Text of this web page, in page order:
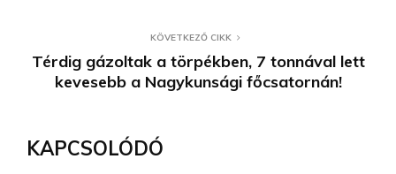
KÖVETKEZŐ CIKK
Térdig gázoltak a törpékben, 7 tonnával lett
kevesebb a Nagykunsági főcsatornán!
KAPCSOLÓDÓ